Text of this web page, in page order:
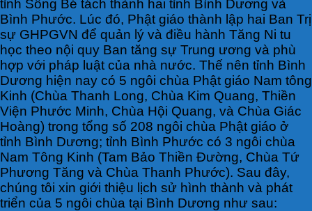
tỉnh Sông Bé tách thành hai tỉnh Bình Dương và
Bình Phước. Lúc đó, Phật giáo thành lập hai Ban Trị
sự GHPGVN để quản lý và điều hành Tăng Ni tu
học theo nội quy Ban tăng sự Trung ương và phù
hợp với pháp luật của nhà nước. Thế nên tỉnh Bình
Dương hiện nay có 5 ngôi chùa Phật giáo Nam tông
Kinh (Chùa Thanh Long, Chùa Kim Quang, Thiền
Viện Phước Minh, Chùa Hội Quang, và Chùa Giác
Hoàng) trong tổng số 208 ngôi chùa Phật giáo ở
tỉnh Bình Dương; tỉnh Bình Phước có 3 ngôi chùa
Nam Tông Kinh (Tam Bảo Thiền Đường, Chùa Tứ
Phương Tăng và Chùa Thanh Phước). Sau đây,
chúng tôi xin giới thiệu lịch sử hình thành và phát
triển của 5 ngôi chùa tại Bình Dương như sau: